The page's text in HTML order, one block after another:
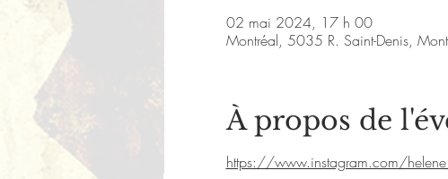
02 mai 2024, 17 h 00
Montréal, 5035 R. Saint-Denis,
À propos de
https://www.instagram.com/